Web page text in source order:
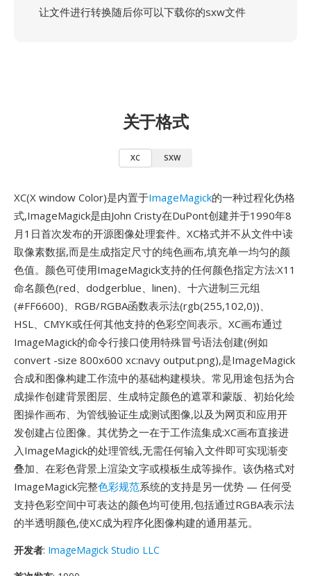
让文件进行转换随后你可以下载你的sxw文件
关于格式
XC SXW
XC(X window Color)是内置于ImageMagick的一种过程化伪格
式,ImageMagick是由John Cristy在DuPont创建并于1990年8
月1日首次发布的开源图像处理套件。XC格式并不从文件中读
取像素数据,而是生成指定尺寸的纯色画布,填充单一均匀的颜
色值。颜色可使用ImageMagick支持的任何颜色指定方法:X11
命名颜色(red、dodgerblue、linen)、十六进制三元组
(#FF6600)、RGB/RGBA函数表示法(rgb(255,102,0))、
HSL、CMYK或任何其他支持的色彩空间表示。XC画布通过
ImageMagick的命令行接口使用特殊冒号语法创建(例如
convert -size 800x600 xc:navy output.png),是ImageMagick
合成和图像构建工作流中的基础构建模块。常见用途包括为合
成操作创建背景图层、生成特定颜色的遮罩和蒙版、初始化绘
图操作画布、为管线验证生成测试图像,以及为网页和应用开
发创建占位图像。其优势之一在于工作流集成:XC画布直接进
入ImageMagick的处理管线,无需任何输入文件即可实现渐变
叠加、在彩色背景上渲染文字或模板生成等操作。该伪格式对
ImageMagick完整色彩规范系统的支持是另一优势 — 任何受
支持色彩空间中可表达的颜色均可使用,包括通过RGBA表示法
的半透明颜色,使XC成为程序化图像构建的通用基元。
开发者: ImageMagick Studio LLC